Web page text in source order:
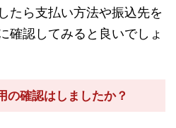
たら支払い方法や振込先を
確認してみると良いでしょ
の確認はしましたか？